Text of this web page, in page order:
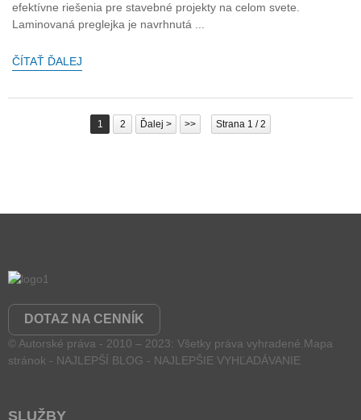
efektívne riešenia pre stavebné projekty na celom svete.
Laminovaná preglejka je navrhnutá ...
ČÍTAŤ ĎALEJ
1 2 Ďalej > >> Strana 1 / 2
DOTAZ NA CENNÍK
© Autorské práva - 2010 – 2023: Všetky práva vyhradené. Mapa
stránok - NAJLEPŠÍ BLOG - NAJLEPŠIE VYHĽADÁVANIE
SLUŽBY